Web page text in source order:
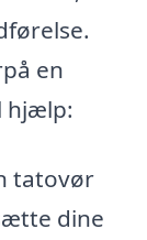
en
hjælp:
tatovør
dine